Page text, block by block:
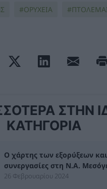
ΟΡΥΧΕΙΑ
ΣΤΗΝ
ΚΑΤΗΓΟΡΙΑ
Ο χάρτης των εξορύξεων
συνεργασίες στη Ν.Α.
26 Φεβρουαρίου 2024